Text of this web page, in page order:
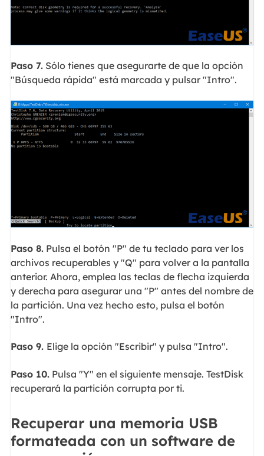
Paso 7.Sólo tienes que asegurarte de que la opción
"Búsqueda rápida" está marcada y pulsar "Intro".
Paso 8.Pulsa el botón "P" de tu teclado para ver los
archivos recuperables y "Q" para volver a la pantalla
anterior. Ahora, emplea las teclas de flecha izquierda
y derecha para asegurar una "P" antes del nombre de
la partición. Una vez hecho esto, pulsa el botón
"Intro".
Paso 9. Elige la opción "Escribir" y pulsa "Intro".
Paso 10.Pulsa "Y" en el siguiente mensaje. TestDisk
recuperará la partición corrupta por ti.
Recuperar una memoria USB
formateada con un software de